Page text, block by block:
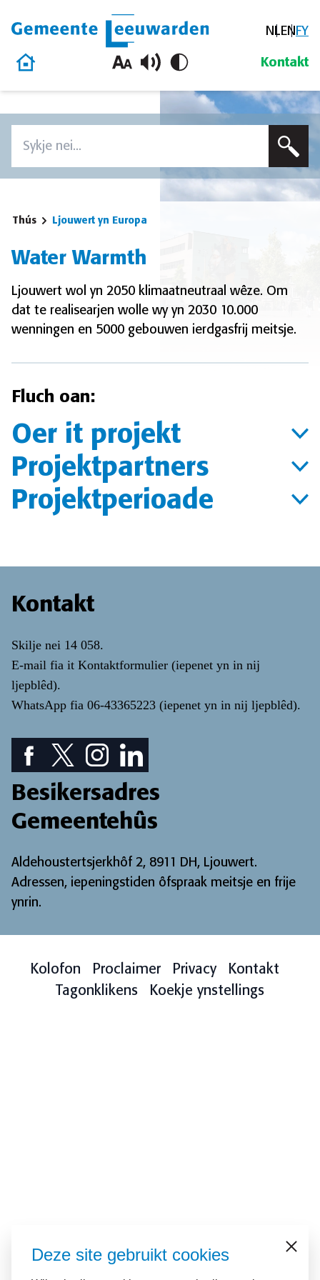
Gemeente Leeuwarden NLENFY
Thús
Kontakt
Thús Ljouwert yn Europa
Water Warmth
Ljouwert wol yn 2050 klimaatneutraal wêze. Om
dat te realisearjen wolle wy yn 2030 10.000
wenningen en 5000 gebouwen ierdgasfrij meitsje.
Fluch oan:
Oer it projekt
Projektpartners
Projektperioade
Kontakt
Skilje nei 14 058.
E-mail fia it Kontaktformulier (iepenet yn in nij
ljepblêd).
WhatsApp fia 06-43365223 (iepenet yn in nij ljepblêd).
Facebook piktogram: sjoch ús Facebook pagina
Twitter piktogram: sjoch ús Twitter pagina
Instagram ikoan: Besjoch ús Instagram
LinkedIn ikoan: besjoch ús LinkedIn
Besikersadres
Gemeentehûs
Aldehoustertsjerkhôf 2, 8911 DH, Ljouwert.
Adressen, iepeningstiden ôfspraak meitsje en frije
ynrin.
Kolofon Proclaimer Privacy
Kontakt
Tagonklikens
Koekje ynstellings
Deze site gebruikt cookies Sluiten